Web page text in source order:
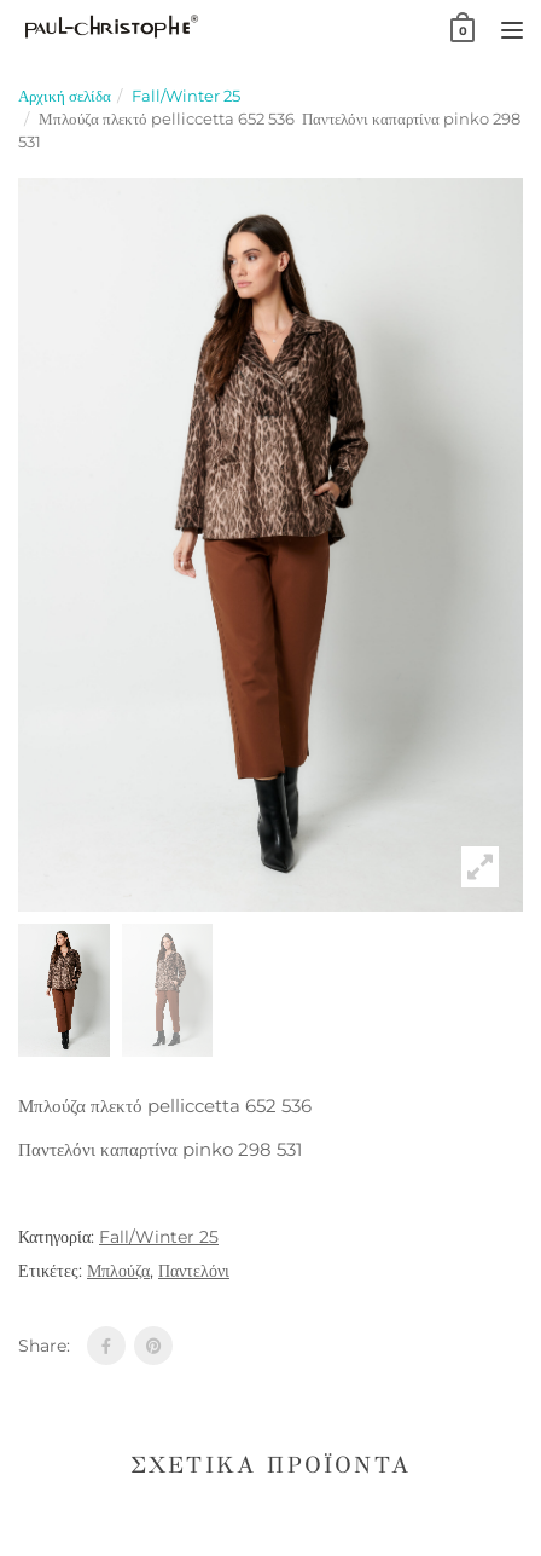
0
Αρχική σελίδα
Fall/Winter 25
Μπλούζα πλεκτό pelliccetta 652 536 Παντελόνι καπαρτίνα pinko 298
531
Μπλούζα πλεκτό pelliccetta 652 536
Παντελόνι καπαρτίνα pinko 298 531
Κατηγορία: Fall/Winter 25
Ετικέτες: Μπλούζα, Παντελόνι
Share:
ΣΧΕΤΙΚΆ ΠΡΟΪΌΝΤΑ